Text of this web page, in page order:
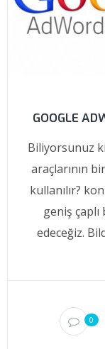
GOOGLE
Biliyorsunuz
araçlarının
kullanılır?
geniş
edeceğiz.
0